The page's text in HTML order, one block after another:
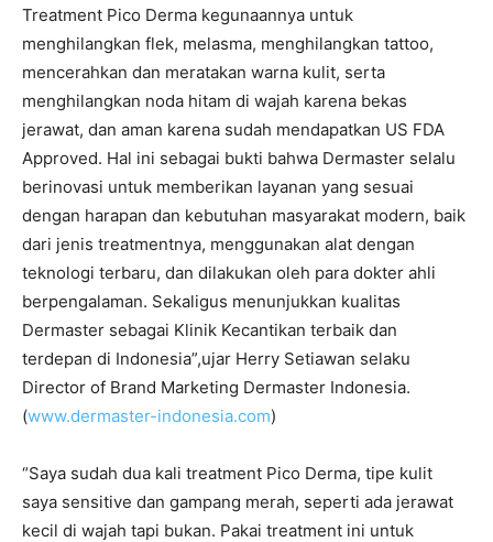
Treatment Pico Derma kegunaannya untuk
menghilangkan flek, melasma, menghilangkan tattoo,
mencerahkan dan meratakan warna kulit, serta
menghilangkan noda hitam di wajah karena bekas
jerawat, dan aman karena sudah mendapatkan US FDA
Approved. Hal ini sebagai bukti bahwa Dermaster selalu
berinovasi untuk memberikan layanan yang sesuai
dengan harapan dan kebutuhan masyarakat modern, baik
dari jenis treatmentnya, menggunakan alat dengan
teknologi terbaru, dan dilakukan oleh para dokter ahli
berpengalaman. Sekaligus menunjukkan kualitas
Dermaster sebagai Klinik Kecantikan terbaik dan
terdepan di Indonesia”,ujar Herry Setiawan selaku
Director of Brand Marketing Dermaster Indonesia.
(www.dermaster-indonesia.com)
“Saya sudah dua kali treatment Pico Derma, tipe kulit
saya sensitive dan gampang merah, seperti ada jerawat
kecil di wajah tapi bukan. Pakai treatment ini untuk